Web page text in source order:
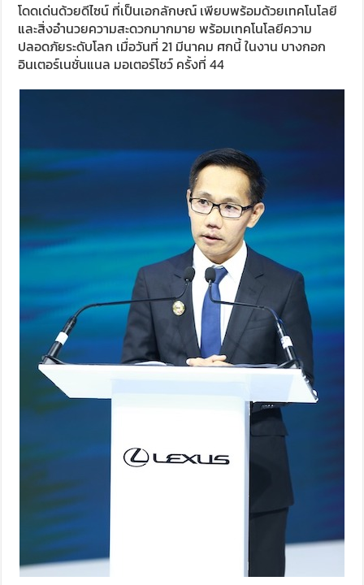
โดดเด่นด้วยดีไซน์ ที่เป็นเอกลักษณ์ เพียบพร้อมด้วยเทคโนโลยี
และสิ่งอำนวยความสะดวกมากมาย พร้อมเทคโนโลยีความ
ปลอดภัยระดับโลก เมื่อวันที่ 21 มีนาคม ศกนี้ ในงาน บางกอก
อินเตอร์เนชั่นแนล มอเตอร์โชว์ ครั้งที่ 44